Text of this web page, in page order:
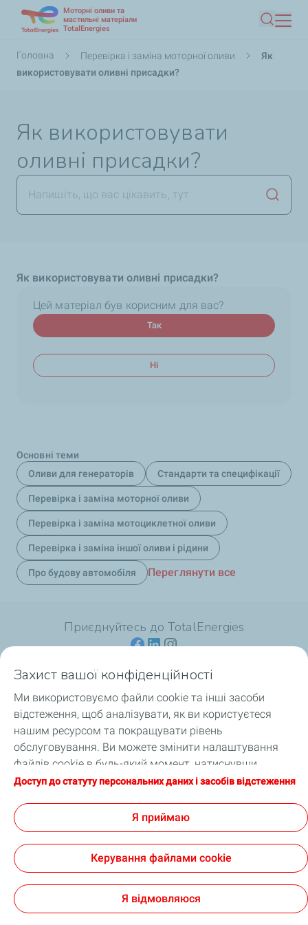
основного
вмісту
Моторні оливи та
мастильні матеріали
TotalEnergies
Пошук
Рядок
навіґації
Головна Перевірка і заміна моторної оливи
Як
використовувати оливні присадки?
Як використовувати
оливні присадки?
Як використовувати оливні присадки?
Цей матеріал був корисним для вас?
Так
Ні
Основні теми
Оливи для генераторів
Стандарти та специфікації
Перевірка і заміна моторної оливи
Перевірка і заміна мотоциклетної оливи
Перевірка і заміна іншої оливи і рідини
Про будову автомобіля Переглянути все
Приєднуйтесь до TotalEnergies
Для споживачів
Для професіоналів
Продукція
Цифрова доступність: часткова відповідність
Захист вашої конфіденційності
Ми використовуємо файли cookie та інші засоби
відстеження, щоб аналізувати, як ви користуєтеся
нашим ресурсом та покращувати рівень
обслуговування. Ви можете змінити налаштування
файлів cookie в будь-який момент, натиснувши
кнопку «Налаштування моїх файлів cookie».
зберігання файлів cookie. Якщо ви натиснете «Я
відмовляюся», будуть використовуватися лише
технічні файли cookie, необхідні для належного
функціонування сайту. Додаткову інформацію можна
засобів відстеження».
Доступ до статуту персональних даних і засобів відстеження
Я приймаю
Керування файлами cookie
Я відмовляюся